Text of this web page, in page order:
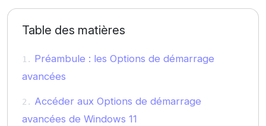
Table des matières
Préambule : les Options de démarrage
avancées
Accéder aux Options de démarrage
avancées de Windows 11